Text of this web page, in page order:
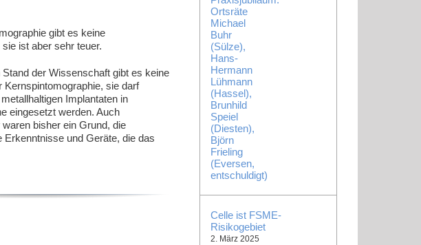
gibt es keine
ist aber sehr teuer.
der Wissenschaft gibt es keine
Kernspintomographie, sie darf
Implantaten in
eingesetzt werden. Auch
bisher ein Grund, die
und Geräte, die das
Celle ist FSME-
Risikogebiet
2. März 2025